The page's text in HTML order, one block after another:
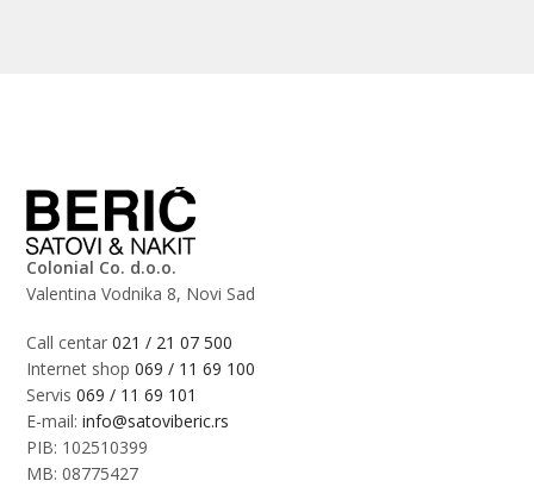
Colonial Co. d.o.o.
Valentina Vodnika 8, Novi Sad
Call centar021 / 21 07 500
Internet shop069 / 11 69 100
Servis069 / 11 69 101
E-mail:info@satoviberic.rs
PIB: 102510399
MB: 08775427